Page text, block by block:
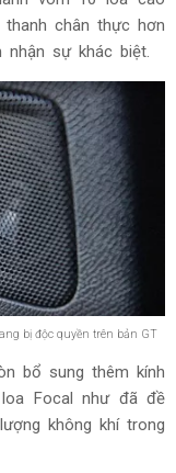
bị tiêu chuẩn
5008 2023
thể, mẫu xe trang
bản AL, trong khi
vòm 10 loa cao
chân thực hơn
nhận sự khác biệt.